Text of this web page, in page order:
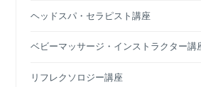
ヘッドスパ・セラピスト講座
ベビーマッサージ・インストラクター講
リフレクソロジー講座